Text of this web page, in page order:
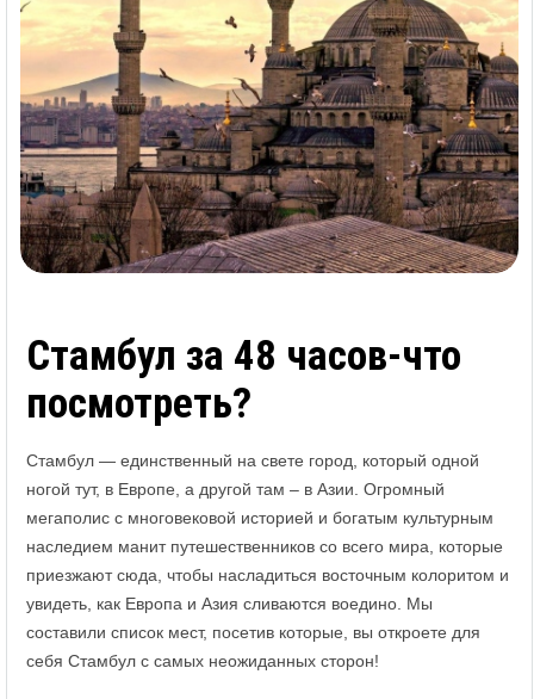
Стамбул за 48 часов-что
посмотреть?
Стамбул — единственный на свете город, который одной
ногой тут, в Европе, а другой там – в Азии. Огромный
мегаполис с многовековой историей и богатым культурным
наследием манит путешественников со всего мира, которые
приезжают сюда, чтобы насладиться восточным колоритом и
увидеть, как Европа и Азия сливаются воедино. Мы
составили список мест, посетив которые, вы откроете для
себя Стамбул с самых неожиданных сторон!